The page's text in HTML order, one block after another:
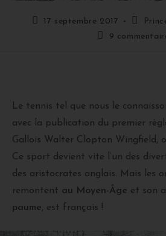
17 septembre 2017
9
Le tennis tel que nous le
avec la publication du premier
Gallois Walter Clopton Wingfield,
Ce sport devient vite l’un des
des aristocrates anglais. Mais les
remontent au Moyen-Âge et son
paume, est français !